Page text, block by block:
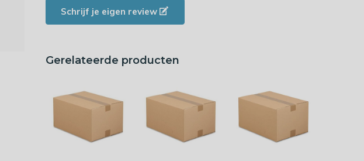
Schrijf je eigen review
Gerelateerde producten